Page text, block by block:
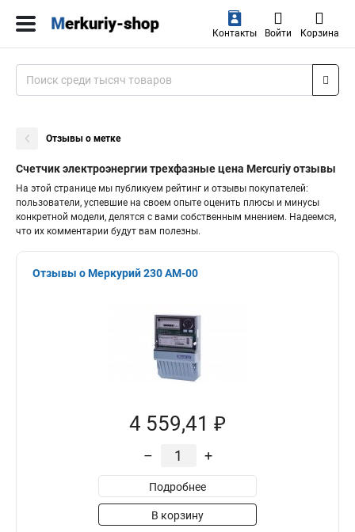
Контакты Войти Корзина
Отзывы о метке
Счетчик электроэнергии трехфазные цена Mercuriy отзывы
На этой странице мы публикуем рейтинг и отзывы покупателей:
пользователи, успевшие на своем опыте оценить плюсы и минусы
конкретной модели, делятся с вами собственным мнением. Надеемся,
что их комментарии будут вам полезны.
Отзывы о Меркурий 230 АМ-00
4 559,41 ₽
– +
Подробнее
В корзину